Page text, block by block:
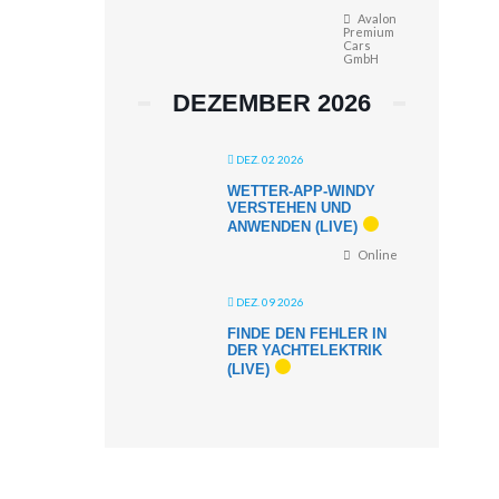
Avalon
Premium
Cars
GmbH
DEZEMBER 2026
DEZ. 02 2026
WETTER-APP-WINDY
VERSTEHEN UND
ANWENDEN (LIVE)
Online
DEZ. 09 2026
FINDE DEN FEHLER IN
DER YACHTELEKTRIK
(LIVE)